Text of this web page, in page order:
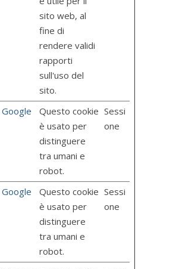
sito web, al
fine di
rendere validi
rapporti
sull'uso del
sito.
Google
Questo cookie
è usato per
distinguere
tra umani e
robot.
Sessi
one
Google
Questo cookie
è usato per
distinguere
tra umani e
robot.
Sessi
one